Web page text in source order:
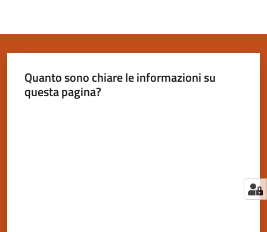
Quanto sono chiare le informazioni su
questa pagina?